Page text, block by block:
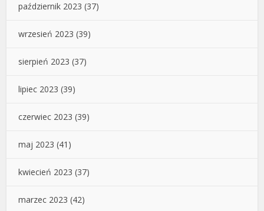
październik 2023 (37)
wrzesień 2023 (39)
sierpień 2023 (37)
lipiec 2023 (39)
czerwiec 2023 (39)
maj 2023 (41)
kwiecień 2023 (37)
marzec 2023 (42)